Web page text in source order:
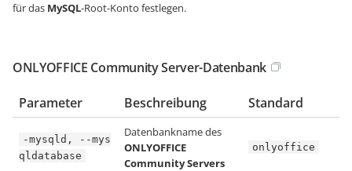
für das MySQL-Root-Konto festlegen.
ONLYOFFICE Community Server-Datenbank
Parameter Beschreibung Standard
-mysqld, --mys
qldatabase
Datenbankname des
ONLYOFFICE
Community Servers
onlyoffice